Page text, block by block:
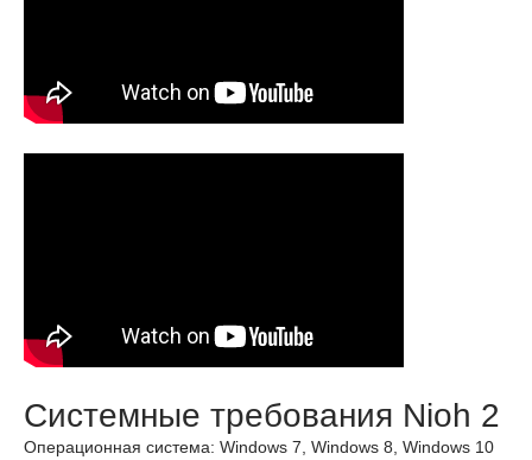
Системные требования Nioh 2
Операционная система: Windows 7, Windows 8, Windows 10